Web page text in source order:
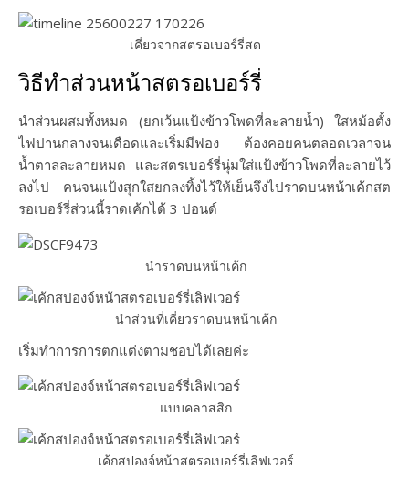
เคี่ยวจากสตรอเบอร์รี่สด
วิธีทำส่วนหน้าสตรอเบอร์รี่
นำส่วนผสมทั้งหมด (ยกเว้นแป้งข้าวโพดที่ละลายน้ำ) ใสหม้อตั้ง
ไฟปานกลางจนเดือดและเริ่มมีฟอง ต้องคอยคนตลอดเวลาจน
น้ำตาลละลายหมด และสตรเบอร์รี่นุ่มใส่แป้งข้าวโพดที่ละลายไว้
ลงไป คนจนแป้งสุกใสยกลงทิ้งไว้ให้เย็นจึงไปราดบนหน้าเค้กสต
รอเบอร์รี่ส่วนนี้ราดเค้กได้ 3 ปอนด์
นำราดบนหน้าเค้ก
นำส่วนที่เคี่ยวราดบนหน้าเค้ก
เริ่มทำการการตกแต่งตามชอบได้เลยค่ะ
แบบคลาสสิก
เค้กสปองจ์หน้าสตรอเบอร์รี่เลิฟเวอร์